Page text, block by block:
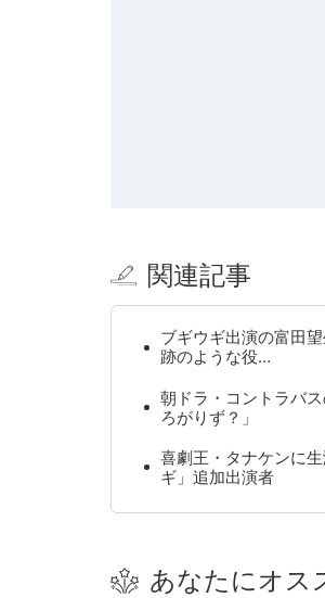
関連記事
ブギウギ出演の富田
跡のような役…
朝ドラ・コントラバ
ろがりず？」
喜劇王・タナケンに
ギ」追加出演者
あなたにオス